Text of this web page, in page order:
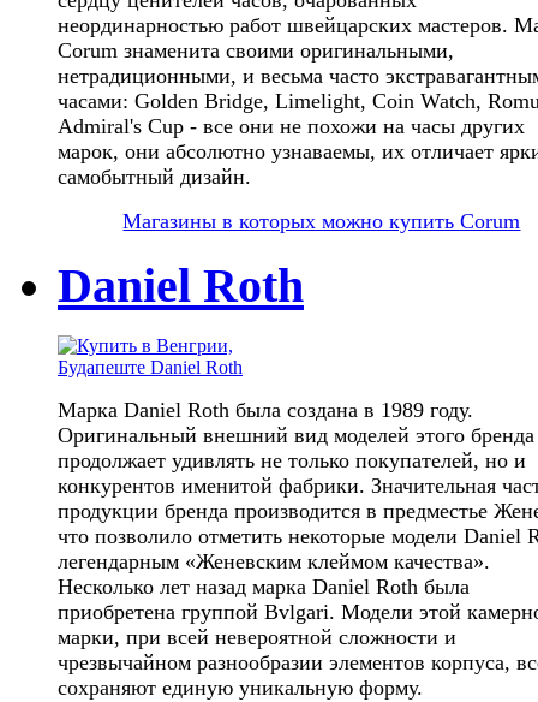
неординарностью работ швейцарских мастеров.
Corum знаменита своими оригинальными,
нетрадиционными, и весьма часто
часами: Golden Bridge, Limelight, Coin Watch,
Admiral's Cup - все они не похожи на часы других
марок, они абсолютно узнаваемы, их отличает
самобытный дизайн.
Магазины в которых можно купить Corum
Daniel Roth
Марка Daniel Roth была создана в 1989 году.
Оригинальный внешний вид моделей этого бренда
продолжает удивлять не только покупателей, но и
конкурентов именитой фабрики. Значительная
продукции бренда производится в предместье
что позволило отметить некоторые модели Daniel
легендарным «Женевским клеймом качества».
Несколько лет назад марка Daniel Roth была
приобретена группой Bvlgari. Модели этой
марки, при всей невероятной сложности и
чрезвычайном разнообразии элементов корпуса,
сохраняют единую уникальную форму.